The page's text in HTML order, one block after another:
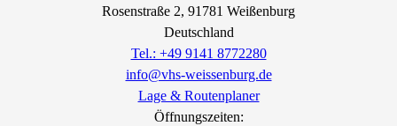
Rosenstraße 2, 91781 Weißenburg
Deutschland
Tel.: +49 9141 8772280
info@vhs-weissenburg.de
Lage & Routenplaner
Öffnungszeiten: